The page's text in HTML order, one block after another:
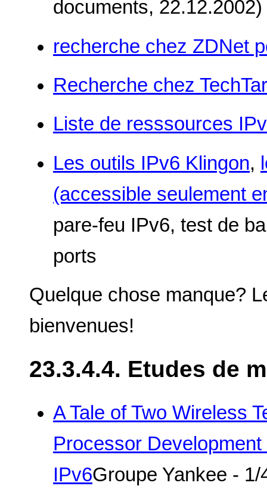
documents, 22.12.2002)
recherche chez ZDNet
Recherche chez
Liste de resssources
Les outils IPv6 Klingon,
(accessible seulement
pare-feu IPv6, test de
ports
Quelque chose manque?
bienvenues!
23.3.4.4. Etudes de
A Tale of Two Wireless
Processor
IPv6Groupe Yankee -